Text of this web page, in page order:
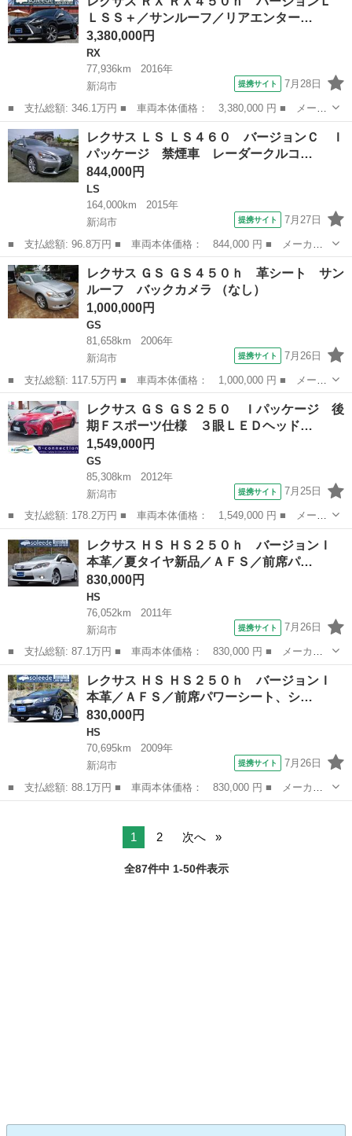
ｈ Ｆスポーツ メーカーＨＤＤナビ 黒革 サンルーフ ＰＣＳ
レーダー...
ＬＳＳ＋／サンルーフ／リアエンター…
3,380,000円
RX
77,936km
2016年
新潟市
提携サイト 7月28日
■ 支払総額: 346.1万円 ■ 車両本体価格： 3,380,000 円 ■ メーカ
ー名： レクサス ■ 車種名： ＲＸ ■ グレード名： ＲＸ４５０
ｈ バージョンＬ ＬＳＳ＋／サンルーフ／リアエンターテイメント
／ブラウ...
新潟 新潟市 RX
レクサス ＬＳ ＬＳ４６０ バージョンＣ Ｉ
パッケージ 禁煙車 レーダークルコ…
844,000円
LS
164,000km
2015年
新潟市
提携サイト 7月27日
■ 支払総額: 96.8万円 ■ 車両本体価格： 844,000 円 ■ メーカー
名： レクサス ■ 車種名： ＬＳ ■ グレード名： ＬＳ４６０
バージョンＣ Ｉパッケージ 禁煙車 レーダークルコン ＢＳＭ
障害物Ｓ Ｈ...
新潟 新潟市 LS
レクサス ＧＳ ＧＳ４５０ｈ 革シート サン
ルーフ バックカメラ （なし）
1,000,000円
GS
81,658km
2006年
新潟市
提携サイト 7月26日
■ 支払総額: 117.5万円 ■ 車両本体価格： 1,000,000 円 ■ メーカ
ー名： レクサス ■ 車種名： ＧＳ ■ グレード名： ＧＳ４５０
ｈ 革シート サンルーフ バックカメラ ■ 排気量： 3500cc ■...
新潟 新潟市 GS
レクサス ＧＳ ＧＳ２５０ Ｉパッケージ 後
期Ｆスポーツ仕様 ３眼ＬＥＤヘッド…
1,549,000円
GS
85,308km
2012年
新潟市
提携サイト 7月25日
■ 支払総額: 178.2万円 ■ 車両本体価格： 1,549,000 円 ■ メーカ
ー名： レクサス ■ 車種名： ＧＳ ■ グレード名： ＧＳ２５
０ Ｉパッケージ 後期Ｆスポーツ仕様 ３眼ＬＥＤヘッドライト
サンルーフ...
新潟 新潟市 GS
レクサス ＨＳ ＨＳ２５０ｈ バージョンＩ
本革／夏タイヤ新品／ＡＦＳ／前席パ…
830,000円
HS
76,052km
2011年
新潟市
提携サイト 7月26日
■ 支払総額: 87.1万円 ■ 車両本体価格： 830,000 円 ■ メーカー
名： レクサス ■ 車種名： ＨＳ ■ グレード名： ＨＳ２５０
ｈ バージョンＩ 本革／夏タイヤ新品／ＡＦＳ／前席パワーシー
ト、シートヒータ...
新潟 新潟市 HS
レクサス ＨＳ ＨＳ２５０ｈ バージョンＩ
本革／ＡＦＳ／前席パワーシート、シ…
830,000円
HS
70,695km
2009年
新潟市
提携サイト 7月26日
■ 支払総額: 88.1万円 ■ 車両本体価格： 830,000 円 ■ メーカー
名： レクサス ■ 車種名： ＨＳ ■ グレード名： ＨＳ２５０
1 2 次へ
全87件中 1-50件表示